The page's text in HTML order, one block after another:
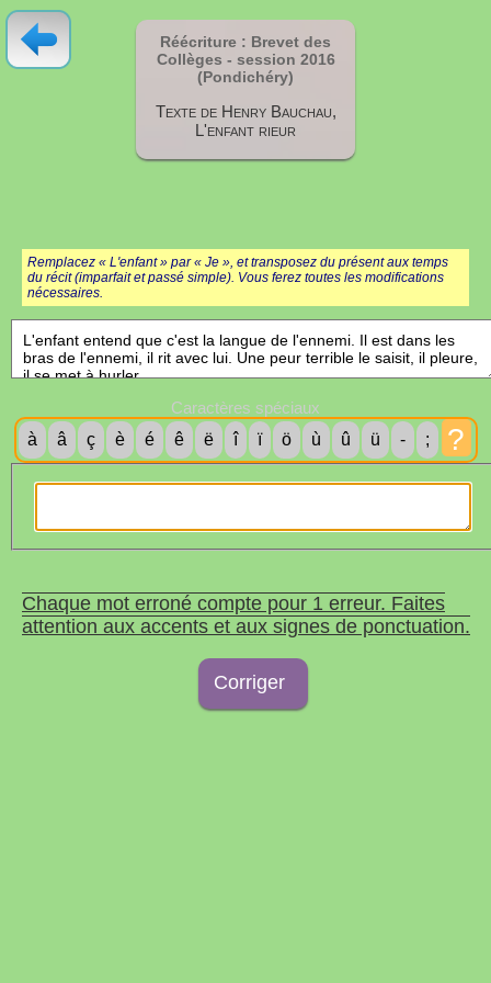
Réécriture : Brevet des
Collèges - session 2016
(Pondichéry)
Texte de Henry Bauchau,
L'enfant rieur
Remplacez « L'enfant » par « Je », et transposez du présent aux temps
du récit (imparfait et passé simple). Vous ferez toutes les modifications
nécessaires.
Caractères spéciaux
à
â ç è é ê ë î ï ö ù û ü - ; ?
Chaque mot erroné compte pour 1 erreur. Faites
attention aux accents et aux signes de ponctuation.